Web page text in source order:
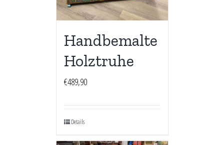
Handbemalte
Holztruhe
€489,90
Details